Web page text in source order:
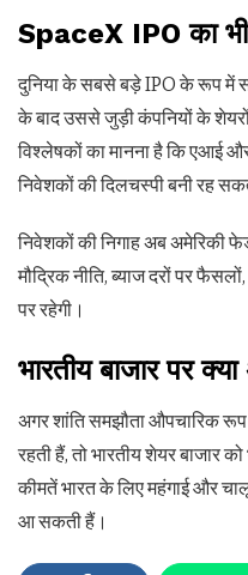
SpaceX IPO का
दुनिया के सबसे बड़े IPO के रूप में
के बाद उससे जुड़ी कंपनियों के शेयरों
विश्लेषकों का मानना है कि एआई
निवेशकों की दिलचस्पी बनी रह
निवेशकों की निगाह अब अमेरिकी
मौद्रिक नीति, ब्याज दरों पर
पर रहेगी।
भारतीय बाजार पर
अगर शांति समझौता औपचारिक
रहती हैं, तो भारतीय शेयर बाजार
कीमतें भारत के लिए महंगाई और
आ सकती हैं।